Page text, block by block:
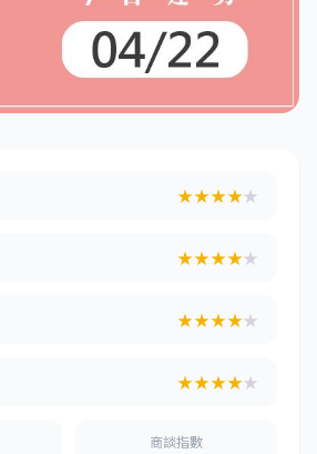
★★★★★
★★★★★
★★★★★
★★★★★
商談指數